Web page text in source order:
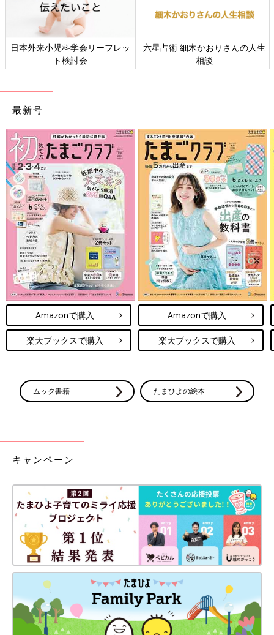
日本外来小児科学会リーフレッ
ト検討会
六星占術 細木かおりさんの人生
相談
最新号
Amazonで購入
楽天ブックスで購入
Amazonで購入
楽天ブックスで購入
ムック書籍 たまひよの絵本
キャンペーン